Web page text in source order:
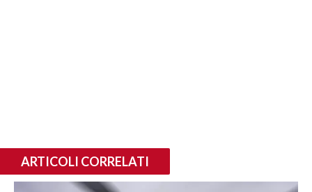
ARTICOLI CORRELATI